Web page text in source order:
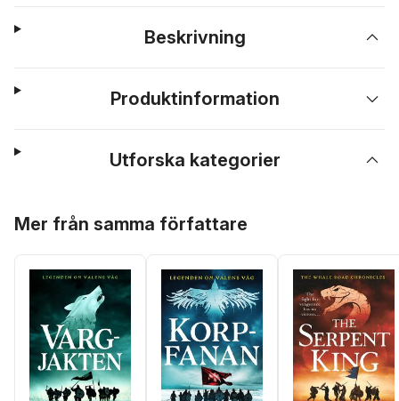
Beskrivning
Produktinformation
Utforska kategorier
Mer från samma författare